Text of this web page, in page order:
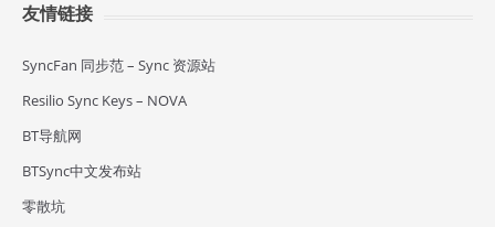
友情链接
SyncFan 同步范 – Sync 资源站
Resilio Sync Keys – NOVA
BT导航网
BTSync中文发布站
零散坑